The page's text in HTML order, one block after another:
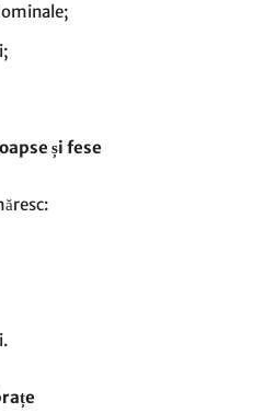
și fese